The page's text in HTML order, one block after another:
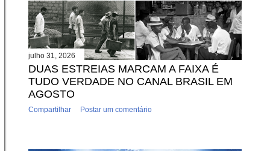
julho 31, 2026
DUAS ESTREIAS MARCAM A FAIXA É
TUDO VERDADE NO CANAL BRASIL EM
AGOSTO
Compartilhar Postar um comentário